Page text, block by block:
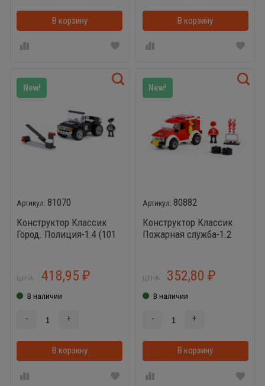
В корзину В корзинкеВ корзину
New!
81070
Конструктор Классик
Город. Полиция-1.4 (101
ЦЕНА: 418,95 ₽
В наличии
- +
В корзину В корзинке
New!
80882
Конструктор Классик
Пожарная служба-1.2
ЦЕНА: 352,80₽
В наличии
- +
В корзину